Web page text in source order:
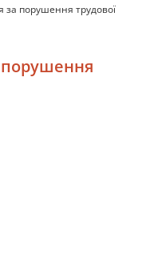
за порушення трудової
порушення